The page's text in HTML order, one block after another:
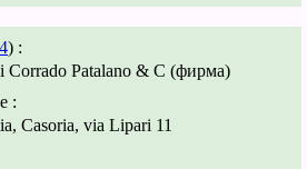
) :
Corrado Patalano & C (фирма)
:
Casoria, via Lipari 11